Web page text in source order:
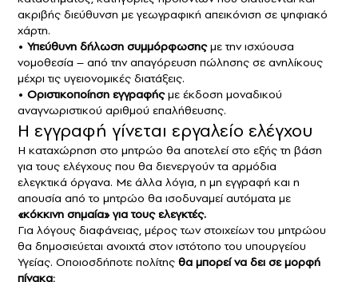
ακριβής διεύθυνση με γεωγραφική απεικόνιση σε ψηφιακό
χάρτη.
• Υπεύθυνη δήλωση συμμόρφωσηςμε την ισχύουσα
νομοθεσία – από την απαγόρευση πώλησης σε ανηλίκους
μέχρι τις υγειονομικές διατάξεις.
• Οριστικοποίηση εγγραφήςμε έκδοση μοναδικού
αναγνωριστικού αριθμού επαλήθευσης.
Η εγγραφή γίνεται εργαλείο ελέγχου
Η καταχώρηση στο μητρώο θα αποτελεί στο εξής τη βάση
για τους ελέγχους που θα διενεργούν τα αρμόδια
ελεγκτικά όργανα. Με άλλα λόγια, η μη εγγραφή και η
απουσία από το μητρώο θα ισοδυναμεί αυτόματα με
«κόκκινη σημαία» για τους ελεγκτές.
Για λόγους διαφάνειας, μέρος των στοιχείων του μητρώου
θα δημοσιεύεται ανοιχτά στον ιστότοπο του υπουργείου
Υγείας. Οποιοσδήποτε πολίτης θα μπορεί να δει σε μορφή
πίνακα: